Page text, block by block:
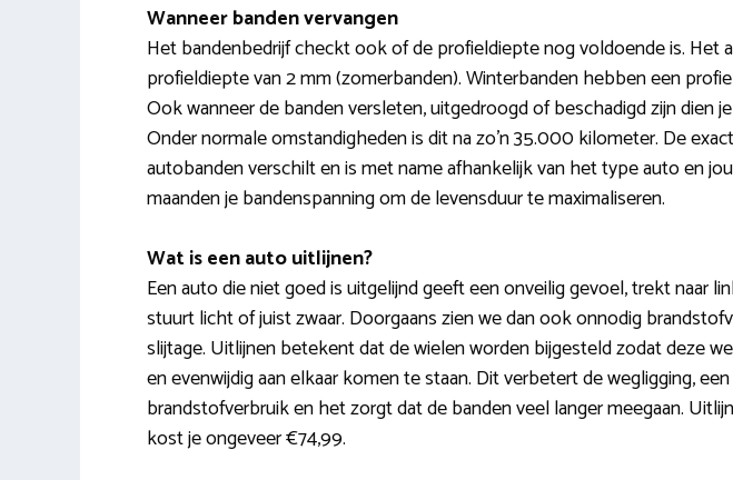
Wanneer banden vervangen
Het bandenbedrijf checkt ook of de profieldiepte nog voldoende is. Het
profieldiepte van 2 mm (zomerbanden). Winterbanden hebben een
Ook wanneer de banden versleten, uitgedroogd of beschadigd zijn dien
Onder normale omstandigheden is dit na zo’n 35.000 kilometer. De
autobanden verschilt en is met name afhankelijk van het type auto en
maanden je bandenspanning om de levensduur te maximaliseren.
Wat is een auto uitlijnen?
Een auto die niet goed is uitgelijnd geeft een onveilig gevoel, trekt naar
stuurt licht of juist zwaar. Doorgaans zien we dan ook onnodig
slijtage. Uitlijnen betekent dat de wielen worden bijgesteld zodat deze
en evenwijdig aan elkaar komen te staan. Dit verbetert de wegligging,
brandstofverbruik en het zorgt dat de banden veel langer meegaan.
kost je ongeveer €74,99.